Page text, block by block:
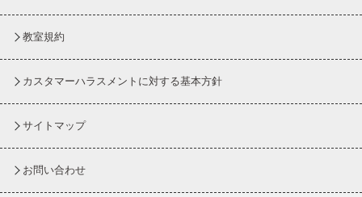
教室規約
カスタマーハラスメントに対する基本方針
サイトマップ
お問い合わせ